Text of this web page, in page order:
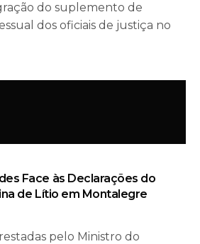
do suplemento de
dos oficiais de justiça no
Face às Declarações do
de Lítio em Montalegre
pelo Ministro do